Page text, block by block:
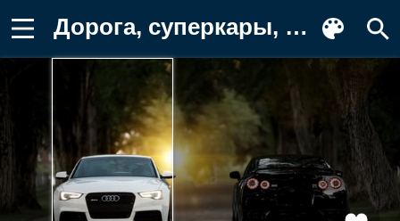
Дорога, суперкары, пара Заставка на телефон